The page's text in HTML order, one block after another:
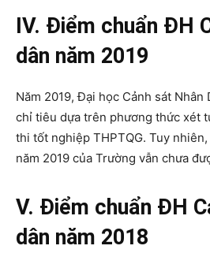
IV. Điểm chuẩn ĐH
dân năm 2019
Năm 2019, Đại học Cảnh sát
chỉ tiêu dựa trên phương thức xét
thi tốt nghiệp THPTQG. Tuy
năm 2019 của Trường vẫn chưa
V. Điểm chuẩn ĐH
dân năm 2018